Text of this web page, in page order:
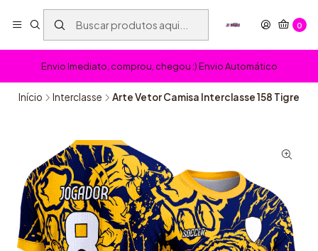
0
Envio Imediato, comprou, chegou :) Envio Automático
Início Interclasse Arte Vetor Camisa Interclasse 158 Tigre